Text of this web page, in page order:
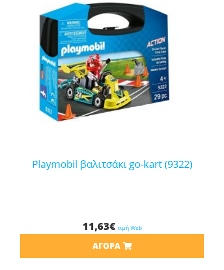
playmobil βαλιτσάκι go-kart (9322)
11,63€ τιμή Web
ΑΓΟΡΆ